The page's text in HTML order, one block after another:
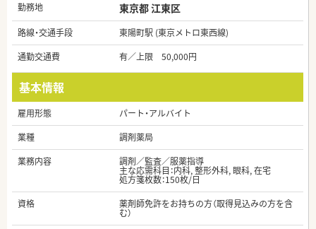
勤務地 東京都 江東区
路線・交通手段
東陽町駅 (東京メトロ東西線)
通勤交通費
有／上限 50,000円
基本情報
雇用形態
パート・アルバイト
業種
調剤薬局
業務内容
調剤／監査／服薬指導
主な応需科目：内科, 整形外科, 眼科, 在宅
処方箋枚数：150枚/日
資格
薬剤師免許をお持ちの方（取得見込みの方を含
む）